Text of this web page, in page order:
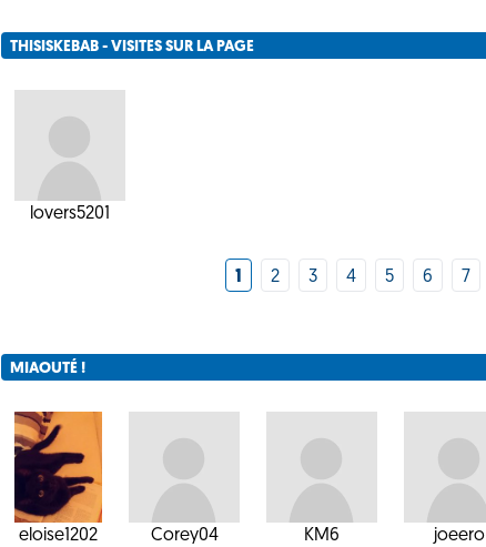
THISISKEBAB - VISITES SUR LA PAGE
lovers5201
1 2 3 4 5 6 7
MIAOUTÉ !
eloise1202 Corey04 KM6 joeero